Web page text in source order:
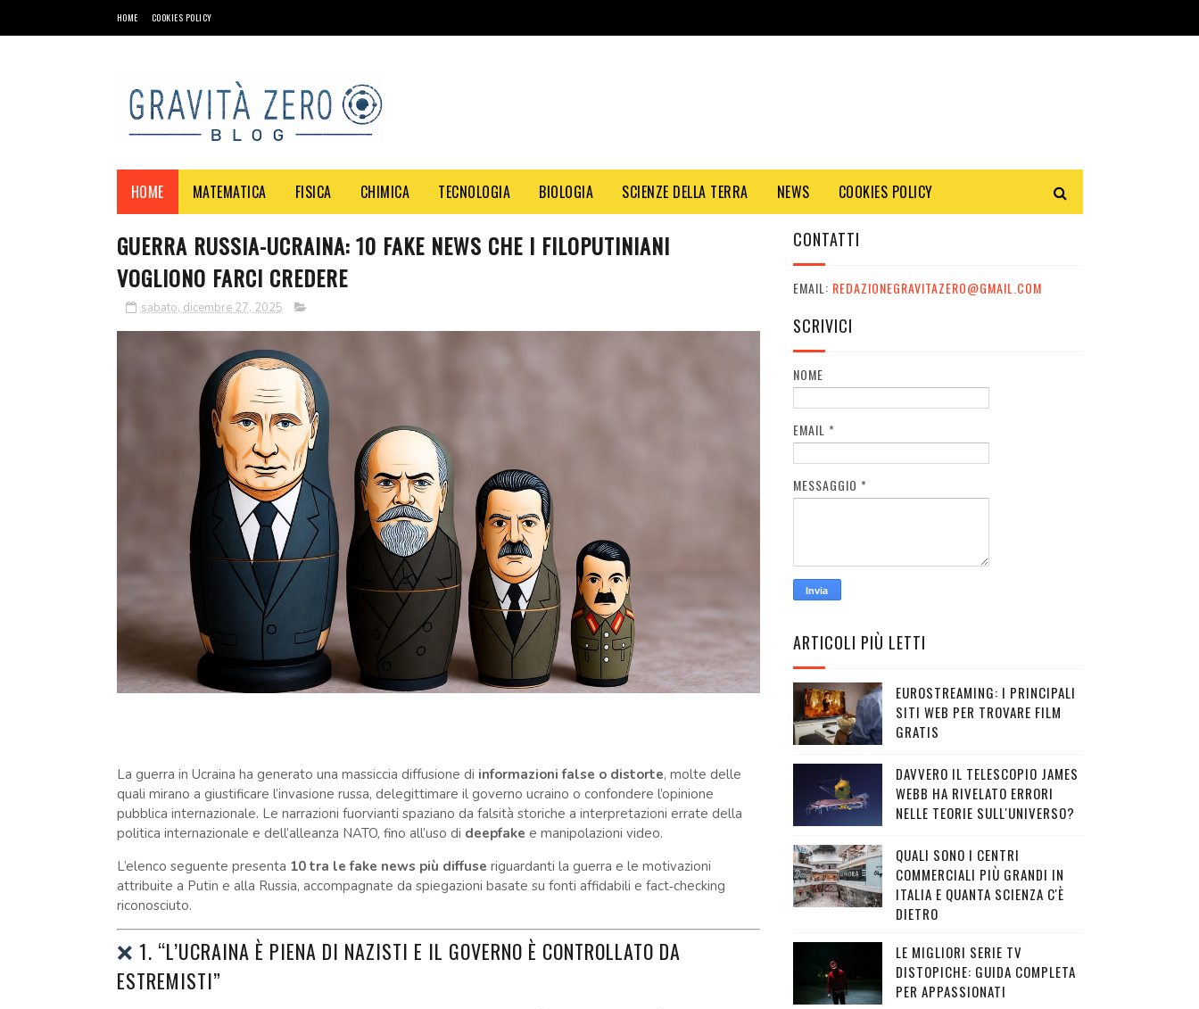
HOME COOKIES POLICY
HOME MATEMATICA FISICA CHIMICA TECNOLOGIA BIOLOGIA SCIENZE DELLA TERRA NEWS COOKIES POLICY
GUERRA RUSSIA-UCRAINA: 10 FAKE NEWS CHE I FILOPUTINIANI
VOGLIONO FARCI CREDERE
sabato, dicembre 27, 2025
La guerra in Ucraina ha generato una massiccia diffusione di informazioni false o distorte, molte delle
quali mirano a giustificare l’invasione russa, delegittimare il governo ucraino o confondere l’opinione
pubblica internazionale. Le narrazioni fuorvianti spaziano da falsità storiche a interpretazioni errate della
politica internazionale e dell’alleanza NATO, fino all’uso di deepfake e manipolazioni video.
L’elenco seguente presenta 10 tra le fake news più diffuse riguardanti la guerra e le motivazioni
attribuite a Putin e alla Russia, accompagnate da spiegazioni basate su fonti affidabili e fact‑checking
riconosciuto.
❌ 1. “L’UCRAINA È PIENA DI NAZISTI E IL GOVERNO È CONTROLLATO DA
ESTREMISTI”
CONTATTI
EMAIL: REDAZIONEGRAVITAZERO@GMAIL.COM
SCRIVICI
NOME
EMAIL *
MESSAGGIO *
ARTICOLI PIÙ LETTI
EUROSTREAMING: I PRINCIPALI
SITI WEB PER TROVARE FILM
GRATIS
DAVVERO IL TELESCOPIO JAMES
WEBB HA RIVELATO ERRORI
NELLE TEORIE SULL'UNIVERSO?
QUALI SONO I CENTRI
COMMERCIALI PIÙ GRANDI IN
ITALIA E QUANTA SCIENZA C'È
DIETRO
LE MIGLIORI SERIE TV
DISTOPICHE: GUIDA COMPLETA
PER APPASSIONATI